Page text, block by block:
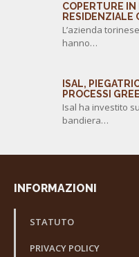
COPERTURE
RESIDENZIALE
L’azienda
hanno…
ISAL,
PROCESSI
Isal ha investito
bandiera…
INFORMAZIONI
STATUTO
PRIVACY POLICY